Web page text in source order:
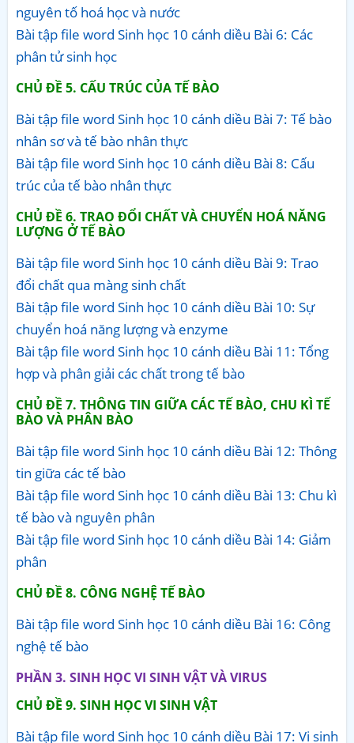
nguyên tố hoá học và nước
Bài tập file word Sinh học 10 cánh diều Bài 6: Các
phân tử sinh học
CHỦ ĐỀ 5. CẤU TRÚC CỦA TẾ BÀO
Bài tập file word Sinh học 10 cánh diều Bài 7: Tế bào
nhân sơ và tế bào nhân thực
Bài tập file word Sinh học 10 cánh diều Bài 8: Cấu
trúc của tế bào nhân thực
CHỦ ĐỀ 6. TRAO ĐỔI CHẤT VÀ CHUYỂN HOÁ NĂNG
LƯỢNG Ở TẾ BÀO
Bài tập file word Sinh học 10 cánh diều Bài 9: Trao
đổi chất qua màng sinh chất
Bài tập file word Sinh học 10 cánh diều Bài 10: Sự
chuyển hoá năng lượng và enzyme
Bài tập file word Sinh học 10 cánh diều Bài 11: Tổng
hợp và phân giải các chất trong tế bào
CHỦ ĐỀ 7. THÔNG TIN GIỮA CÁC TẾ BÀO, CHU KÌ TẾ
BÀO VÀ PHÂN BÀO
Bài tập file word Sinh học 10 cánh diều Bài 12: Thông
tin giữa các tế bào
Bài tập file word Sinh học 10 cánh diều Bài 13: Chu kì
tế bào và nguyên phân
Bài tập file word Sinh học 10 cánh diều Bài 14: Giảm
phân
CHỦ ĐỀ 8. CÔNG NGHỆ TẾ BÀO
Bài tập file word Sinh học 10 cánh diều Bài 16: Công
nghệ tế bào
PHẦN 3. SINH HỌC VI SINH VẬT VÀ VIRUS
CHỦ ĐỀ 9. SINH HỌC VI SINH VẬT
Bài tập file word Sinh học 10 cánh diều Bài 17: Vi sinh